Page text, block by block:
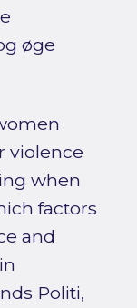
øge
violence
when
factors
and
Politi,